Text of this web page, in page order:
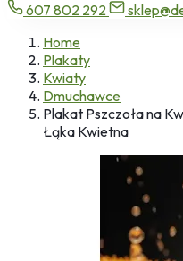
607 802 292
Home
Plakaty
Kwiaty
Dmuchawce
Plakat Pszczoła na
Łąka Kwietna